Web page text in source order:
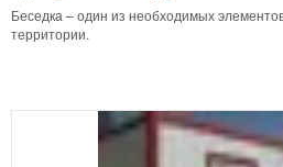
Беседка – один из необходимых
территории.